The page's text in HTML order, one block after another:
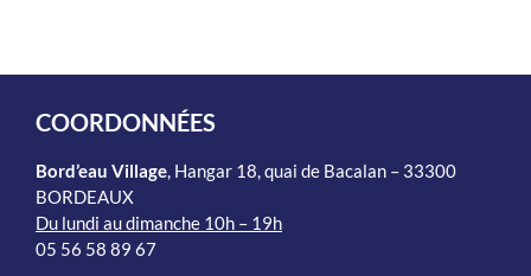
COORDONNÉES
Bord’eau Village, Hangar 18, quai de Bacalan – 33300
BORDEAUX
Du lundi au dimanche 10h – 19h
05 56 58 89 67